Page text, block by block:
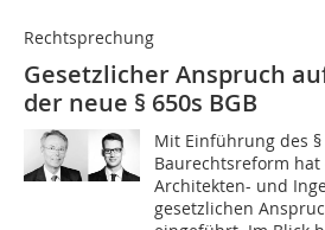
Rechtsprechung
Gesetzlicher Anspruch
der neue § 650s BGB
Mit Einführung des §
Baurechtsreform
Architekten- und
gesetzlichen